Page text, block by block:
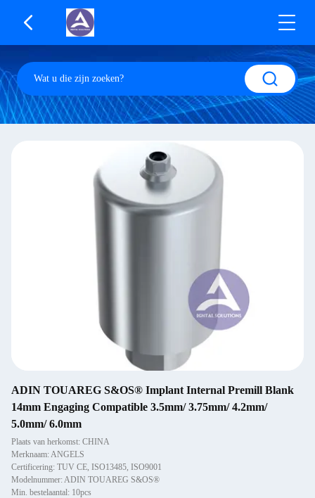
ADIN TOUAREG S&OS® Implant Internal Premill Blank
14mm Engaging Compatible 3.5mm/ 3.75mm/ 4.2mm/
5.0mm/ 6.0mm
Plaats van herkomst: CHINA
Merknaam: ANGELS
Certificering: TUV CE, ISO13485, ISO9001
Modelnummer: ADIN TOUAREG S&OS®
Min. bestelaantal: 10pcs